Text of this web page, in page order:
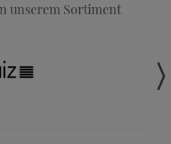
unserem Sortiment